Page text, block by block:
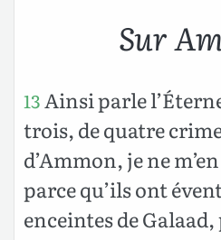
Sur
13Ainsi parle
trois, de quatre
d’Ammon, je ne
parce qu’ils ont
enceintes de